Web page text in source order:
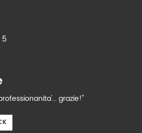
grazie!"